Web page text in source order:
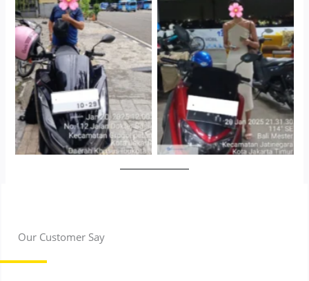
Antar Jemput Kendaraan
Cityplaza Jatinegara
Gedung Parkir P6A
Our Customer Say